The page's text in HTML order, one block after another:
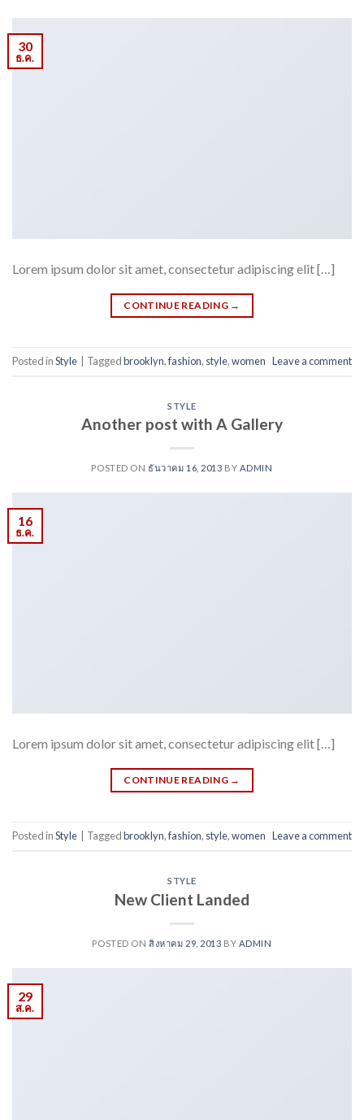
30
ธ.ค.
Lorem ipsum dolor sit amet, consectetur adipiscing elit […]
CONTINUE READING →
Posted inStyle Taggedbrooklyn,fashion, style,women Leave a comment
STYLE
Another post with A Gallery
POSTED ON ธันวาคม 16, 2013 BY ADMIN
16
ธ.ค.
Lorem ipsum dolor sit amet, consectetur adipiscing elit […]
CONTINUE READING →
Posted inStyle Taggedbrooklyn,fashion, style,women Leave a comment
STYLE
New Client Landed
POSTED ONสิงหาคม 29, 2013 BY ADMIN
29
ส.ค.